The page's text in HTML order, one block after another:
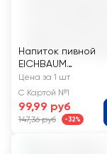
Напиток пивной
EICHBAUM
Naturradler
нефильтрованны
й
пастеризованный
осветленный
Цена за 1 шт
С Картой №1
99,99 руб
147,36 руб -32%